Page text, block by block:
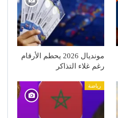
مونديال 2026 يحطم الأرقام
رغم غلاء التذاكر
رياضة